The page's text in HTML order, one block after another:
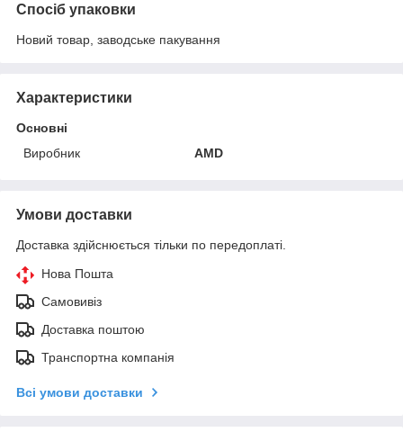
Спосіб упаковки
Новий товар, заводське пакування
Характеристики
Основні
Виробник
AMD
Умови доставки
Доставка здійснюється тільки по передоплаті.
Нова Пошта
Самовивіз
Доставка поштою
Транспортна компанія
Всі умови доставки